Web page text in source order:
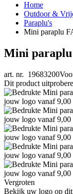
Home
Outdoor &
Paraplu's
Mini paraplu
Mini
art. nr. 19683200
Dit product
Vergroten
Bekijk uw logo op